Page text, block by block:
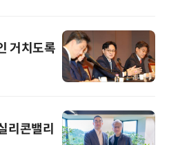
거치도록
리콘밸리